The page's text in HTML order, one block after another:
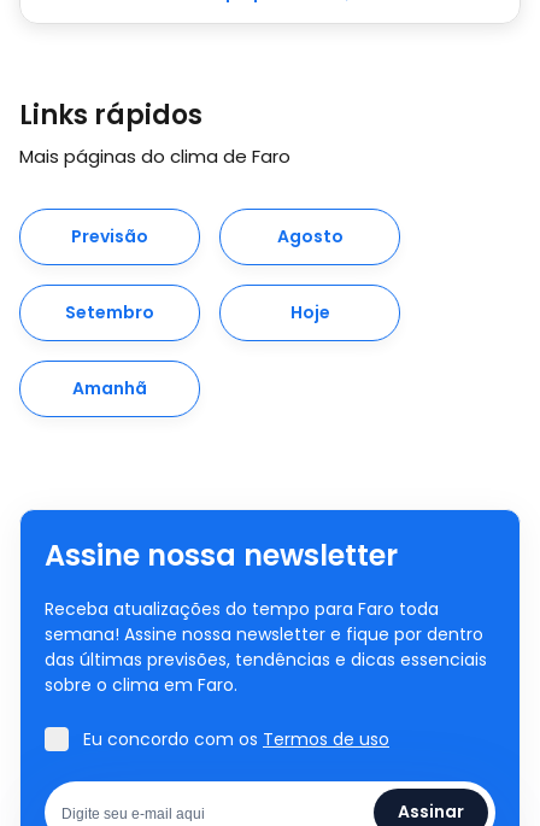
Links rápidos
Mais páginas do clima de Faro
Previsão Agosto
Setembro Hoje
Amanhã
Assine nossa newsletter
Receba atualizações do tempo para Faro toda
semana! Assine nossa newsletter e fique por dentro
das últimas previsões, tendências e dicas essenciais
sobre o clima em Faro.
Eu concordo com os Termos de uso
Assinar